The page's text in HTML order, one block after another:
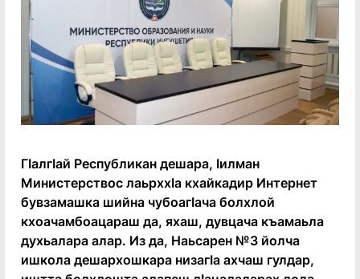
ГӏалгӀай Республикан дешара, Ӏилман
Министерствос лаьрххӀа кхайкадир Интернет
бувзамашка шийна чубоагӀача болхлой
кхоачамбоацараш да, яхаш, дувцача къамаьла
духьалара алар. Из да, Наьсарен №3 йолча
ишкола дешархошкара низагӀа ахчаш гулдар,